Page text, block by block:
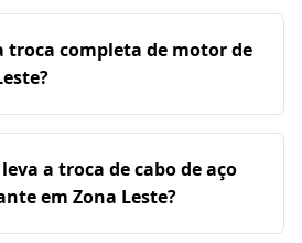
troca completa de motor de
a troca de cabo de aço
em Zona Leste?